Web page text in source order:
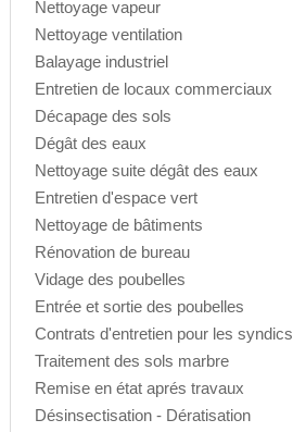
Nettoyage vapeur
Nettoyage ventilation
Balayage industriel
Entretien de locaux commerciaux
Décapage des sols
Dégât des eaux
Nettoyage suite dégât des eaux
Entretien d'espace vert
Nettoyage de bâtiments
Rénovation de bureau
Vidage des poubelles
Entrée et sortie des poubelles
Contrats d'entretien pour les syndics
Traitement des sols marbre
Remise en état aprés travaux
Désinsectisation - Dératisation